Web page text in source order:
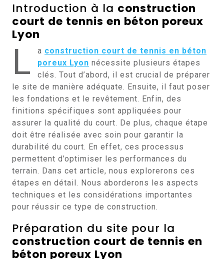
Introduction à la construction
court de tennis en béton poreux
Lyon
L a construction court de tennis en béton
poreux Lyon nécessite plusieurs étapes
clés. Tout d’abord, il est crucial de préparer
le site de manière adéquate. Ensuite, il faut poser
les fondations et le revêtement. Enfin, des
finitions spécifiques sont appliquées pour
assurer la qualité du court. De plus, chaque étape
doit être réalisée avec soin pour garantir la
durabilité du court. En effet, ces processus
permettent d’optimiser les performances du
terrain. Dans cet article, nous explorerons ces
étapes en détail. Nous aborderons les aspects
techniques et les considérations importantes
pour réussir ce type de construction.
Préparation du site pour la
construction court de tennis en
béton poreux Lyon